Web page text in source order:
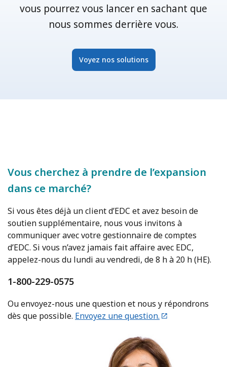
vous pourrez vous lancer en sachant que
nous sommes derrière vous.
Voyez nos solutions
Vous cherchez à prendre de l’expansion
dans ce marché?
Si vous êtes déjà un client d’EDC et avez besoin de
soutien supplémentaire, nous vous invitons à
communiquer avec votre gestionnaire de comptes
d’EDC. Si vous n’avez jamais fait affaire avec EDC,
appelez-nous du lundi au vendredi, de 8 h à 20 h (HE).
1-800-229-0575
Ou envoyez-nous une question et nous y répondrons
dès que possible. Envoyez une question.